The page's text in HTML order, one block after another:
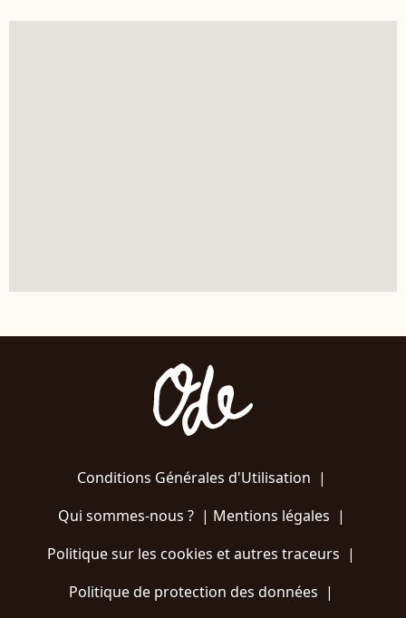
Conditions Générales d'Utilisation |
Qui sommes-nous ?| Mentions légales |
Politique sur les cookies et autres traceurs |
Politique de protection des données |